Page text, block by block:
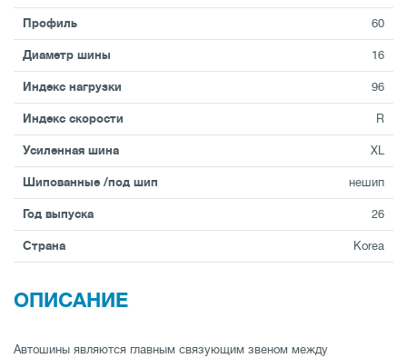
Профиль 60
Диаметр шины 16
Индекс нагрузки 96
Индекс скорости R
Усиленная шина XL
Шипованные /под шип нешип
Год выпуска 26
Страна Korea
ОПИСАНИЕ
Автошины являются главным связующим звеном между